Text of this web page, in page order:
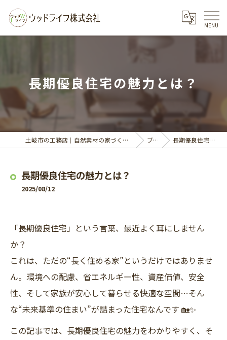
長期優良住宅の魅力とは？
土岐市の工務店｜自然素材の家づくりならウッドライフ株式会社 ブログ 長期優良住宅の魅力とは？
長期優良住宅の魅力とは？
2025/08/12
「長期優良住宅」という言葉、最近よく耳にしません
か？
これは、ただの“長く住める家”というだけではありませ
ん。環境への配慮、省エネルギー性、資産価値、安全
性、そして家族が安心して暮らせる快適な空間…そん
な“未来基準の住まい”が詰まった住宅なんです 🏡✨
この記事では、長期優良住宅の魅力をわかりやすく、そ